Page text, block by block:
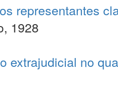
representantes
1928
extrajudicial no